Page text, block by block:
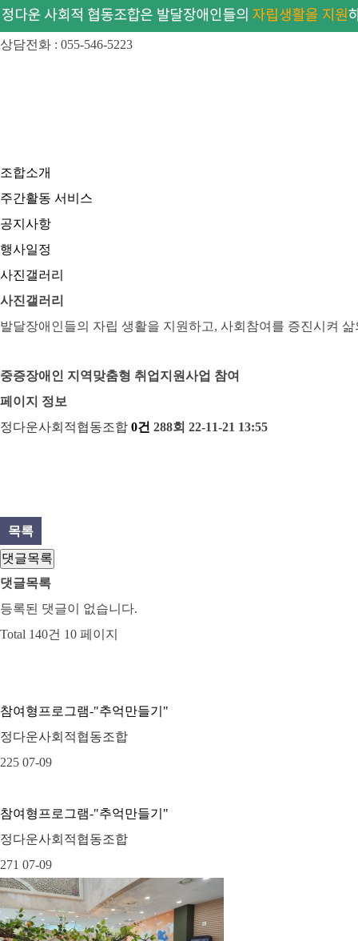
상담전화 : 055-546-5223
조합소개
주간활동 서비스
공지사항
행사일정
사진갤러리
사진갤러리
발달장애인들의 자립 생활을 지원하고, 사회참여를 증진시켜
중증장애인 지역맞춤형 취업지원사업 참여
페이지 정보
정다운사회적협동조합 0건 288회 22-11-21 13:55
목록
댓글목록
댓글목록
등록된 댓글이 없습니다.
Total 140건 10 페이지
참여형프로그램-"추억만들기"
정다운사회적협동조합
225 07-09
참여형프로그램-"추억만들기"
정다운사회적협동조합
271 07-09